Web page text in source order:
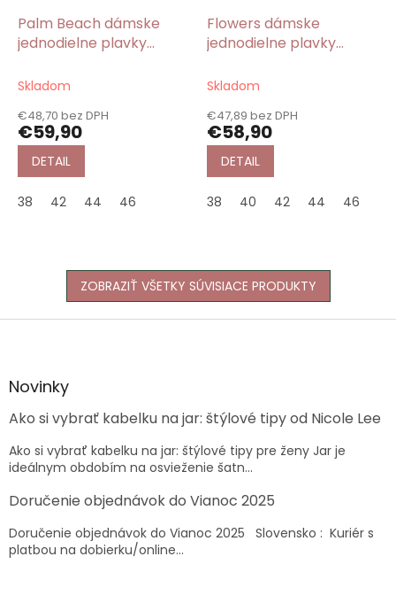
Palm Beach dámske
jednodielne plavky
Skladom
€48,70 bez DPH
€59,90
DETAIL
38 42 44 46
Flowers dámske
jednodielne plavky
Skladom
€47,89 bez DPH
€58,90
DETAIL
38 40 42 44 46
ZOBRAZIŤ VŠETKY SÚVISIACE PRODUKTY
Z
äNovinky
Ako si vybrať kabelku na jar: štýlové tipy od Nicole Lee
Ako si vybrať kabelku na jar: štýlové tipy pre ženy Jar je
ideálnym obdobím na osvieženie šatn...
Doručenie objednávok do Vianoc 2025
Doručenie objednávok do Vianoc 2025 Slovensko : Kuriér s
platbou na dobierku/online...